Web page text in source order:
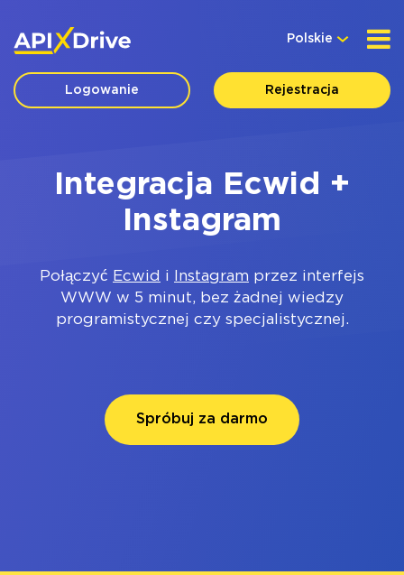
Polskie
Logowanie Rejestracja
Integracja Ecwid +
Instagram
Połączyć Ecwid i Instagram przez interfejs
WWW w 5 minut, bez żadnej wiedzy
programistycznej czy specjalistycznej.
Spróbuj za darmo